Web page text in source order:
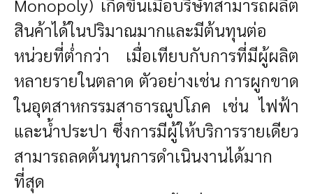
Monopoly) เกิดขึ้นเมื่อบริษัทสามารถผลิต
สินค้าได้ในปริมาณมากและมีต้นทุนต่อ
หน่วยที่ต่ำกว่า เมื่อเทียบกับการที่มีผู้ผลิต
หลายรายในตลาด ตัวอย่างเช่น การผูกขาด
ในอุตสาหกรรมสาธารณูปโภค เช่น ไฟฟ้า
และน้ำประปา ซึ่งการมีผู้ให้บริการรายเดียว
สามารถลดต้นทุนการดำเนินงานได้มาก
ที่สุด